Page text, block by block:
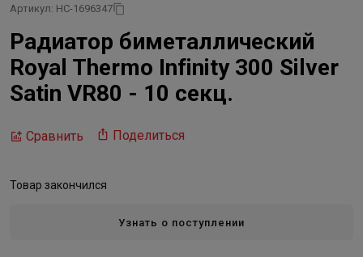
Артикул: НС-1696347
Радиатор биметаллический
Royal Thermo Infinity 300 Silver
Satin VR80 - 10 секц.
Сравнить Поделиться
Товар закончился
Узнать о поступлении